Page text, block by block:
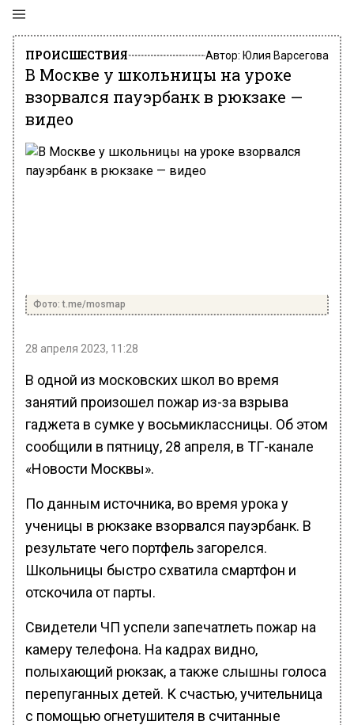
ПРОИСШЕСТВИЯ Автор: Юлия Варсегова
В Москве у школьницы на уроке
взорвался пауэрбанк в рюкзаке —
видео
Фото: t.me/mosmap
28 апреля 2023, 11:28
В одной из московских школ во время
занятий произошел пожар из-за взрыва
гаджета в сумке у восьмиклассницы. Об этом
сообщили в пятницу, 28 апреля, в ТГ-канале
«Новости Москвы».
По данным источника, во время урока у
ученицы в рюкзаке взорвался пауэрбанк. В
результате чего портфель загорелся.
Школьницы быстро схватила смартфон и
отскочила от парты.
Свидетели ЧП успели запечатлеть пожар на
камеру телефона. На кадрах видно,
полыхающий рюкзак, а также слышны голоса
перепуганных детей. К счастью, учительница
с помощью огнетушителя в считанные